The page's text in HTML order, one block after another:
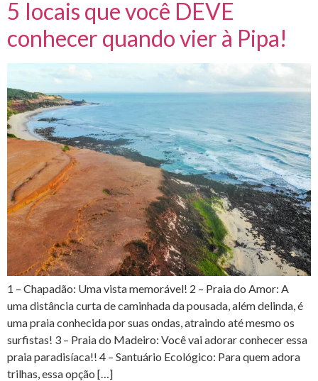
5 locais que você DEVE
conhecer quando vier à Pipa!
1 – Chapadão: Uma vista memorável! 2 – Praia do Amor: A
uma distância curta de caminhada da pousada, além delinda, é
uma praia conhecida por suas ondas, atraindo até mesmo os
surfistas! 3 – Praia do Madeiro: Você vai adorar conhecer essa
praia paradisíaca!! 4 – Santuário Ecológico: Para quem adora
trilhas, essa opção […]